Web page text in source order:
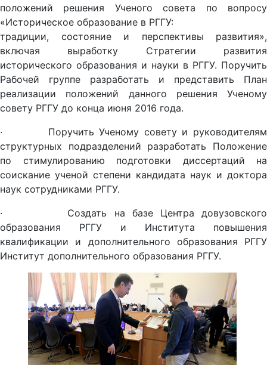
положений решения Ученого совета по вопросу
«Историческое образование в РГГУ:
традиции, состояние и перспективы развития»,
включая выработку Стратегии развития
исторического образования и науки в РГГУ. Поручить
Рабочей группе разработать и представить План
реализации положений данного решения Ученому
совету РГГУ до конца июня 2016 года.
· Поручить Ученому совету и руководителям
структурных подразделений разработать Положение
по стимулированию подготовки диссертаций на
соискание ученой степени кандидата наук и доктора
наук сотрудниками РГГУ.
· Создать на базе Центра довузовского
образования РГГУ и Института повышения
квалификации и дополнительного образования РГГУ
Институт дополнительного образования РГГУ.